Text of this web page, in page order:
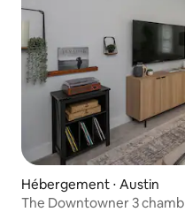
Hébergement ⋅ Austin
The Downtowner 3